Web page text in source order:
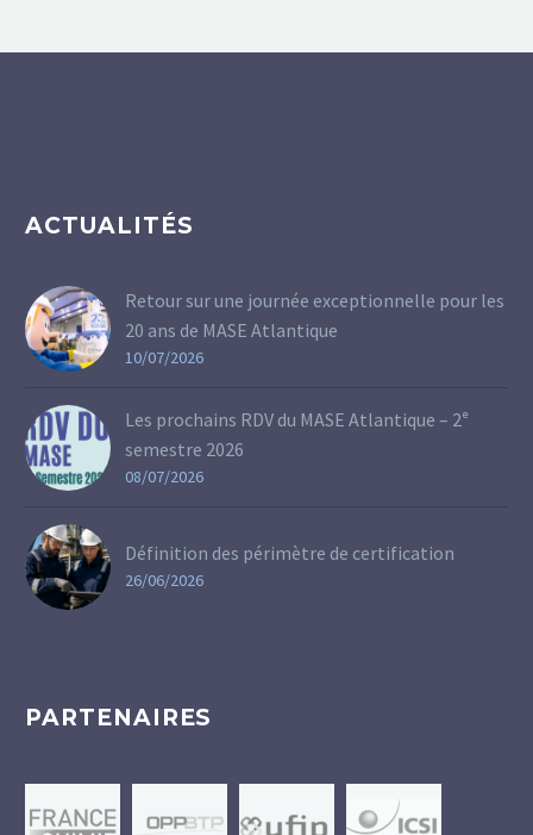
ACTUALITÉS
Retour sur une journée exceptionnelle pour les
20 ans de MASE Atlantique
10/07/2026
Les prochains RDV du MASE Atlantique – 2ᵉ
semestre 2026
08/07/2026
Définition des périmètre de certification
26/06/2026
PARTENAIRES